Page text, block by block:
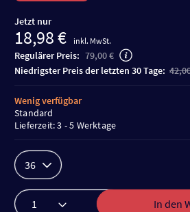
Jetzt nur
18,98 € inkl. MwSt.
Regulärer Preis: 79,00 €
niedrigster Preis der letzten 30 Tage:
36
In den
Wenig verfügbar
Standard
Lieferzeit: 3 - 5 Werktage